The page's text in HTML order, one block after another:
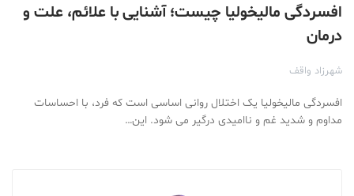
افسردگی مالیخولیا چیست؛ آشنایی با علائم، علت و
درمان
شهرزاد واقف
افسردگی مالیخولیا یک اختلال روانی اساسی است که فرد، با احساسات
مداوم و شدید غم و ناامیدی درگیر می شود. این…